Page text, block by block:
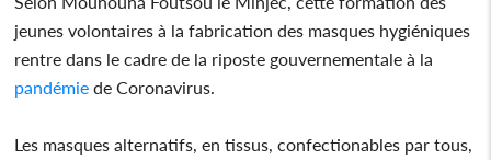
jeunes volontaires à la fabrication des masques hygiéniques
rentre dans le cadre de la riposte gouvernementale à la
pandémie de Coronavirus.
Les masques alternatifs, en tissus, confectionables par tous,